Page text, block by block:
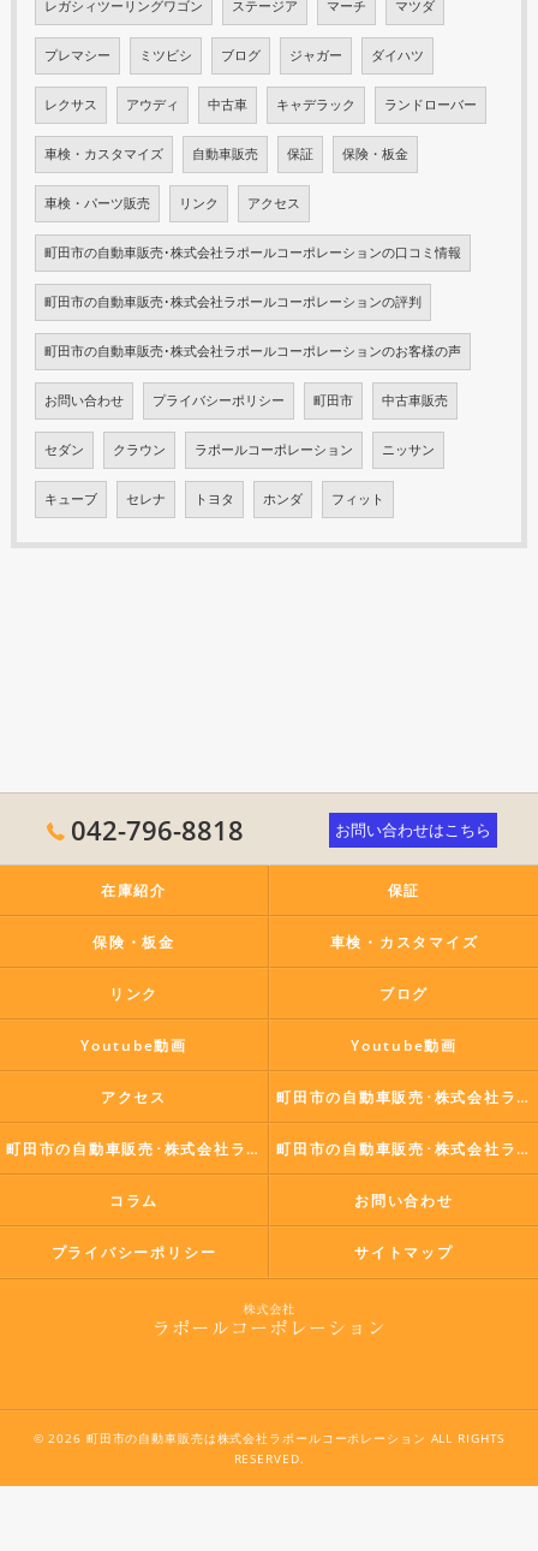
レガシィツーリングワゴン ステージア マーチ マツダ
プレマシー ミツビシ ブログ ジャガー ダイハツ
レクサス アウディ 中古車 キャデラック ランドローバー
車検・カスタマイズ 自動車販売 保証 保険・板金
車検・パーツ販売 リンク アクセス
町田市の自動車販売･株式会社ラポールコーポレーションの口コミ情報
町田市の自動車販売･株式会社ラポールコーポレーションの評判
町田市の自動車販売･株式会社ラポールコーポレーションのお客様の声
お問い合わせ プライバシーポリシー 町田市 中古車販売
セダン クラウン ラポールコーポレーション ニッサン
キューブ セレナ トヨタ ホンダ フィット
042-796-8818 お問い合わせはこちら
在庫紹介 保証
保険・板金 車検・カスタマイズ
リンク ブログ
Youtube動画 Youtube動画
アクセス 町田市の自動車販売･株式会社ラポールコーポレーションの口コミ情報
町田市の自動車販売･株式会社ラポールコーポレーションの評判 町田市の自動車販売･株式会社ラポールコーポレーションのお客様の声
コラム お問い合わせ
プライバシーポリシー サイトマップ
© 2026 町田市の自動車販売は株式会社ラポールコーポレーション ALL RIGHTS
RESERVED.